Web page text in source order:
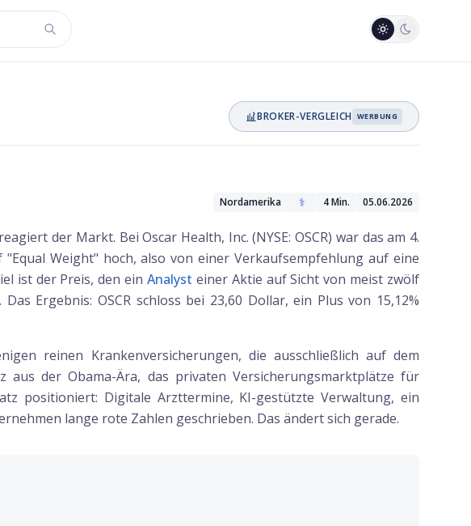
BROKER-VERGLEICH WERBUNG
Nordamerika ⚕️ 4Min. 05.06.2026
der Markt. Bei Oscar Health, Inc. (NYSE: OSCR) war das am 4.
Weight" hoch, also von einer Verkaufsempfehlung auf eine
ist der Preis, den ein Analyst einer Aktie auf Sicht von meist zwölf
Ergebnis: OSCR schloss bei 23,60 Dollar, ein Plus von 15,12%
reinen Krankenversicherungen, die ausschließlich auf dem
der Obama-Ära, das privaten Versicherungsmarktplätze für
positioniert: Digitale Arzttermine, KI-gestützte Verwaltung, ein
lange rote Zahlen geschrieben. Das ändert sich gerade.